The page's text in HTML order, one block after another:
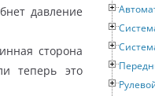
давление
сторона
теперь это
Система